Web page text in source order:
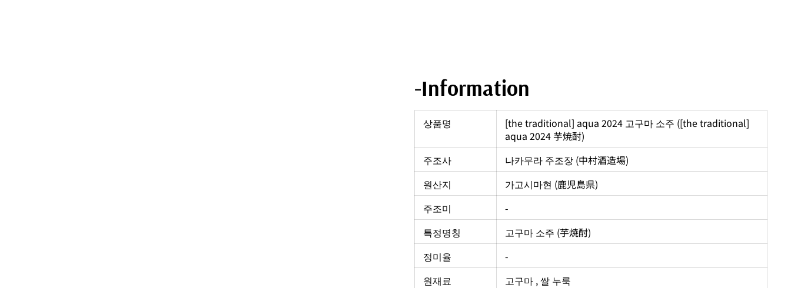
-Information
상품명
[the traditional] aqua 2024 고구마 소주 ([the traditional]
aqua 2024 芋焼酎)
주조사
‎‎나카무라 주조장 (中村酒造場)
원산지
가고시마현 (鹿児島県)
주조미
-
특정명칭
고구마 소주 (芋焼酎)
정미율
-
원재료
고구마 , 쌀 누룩